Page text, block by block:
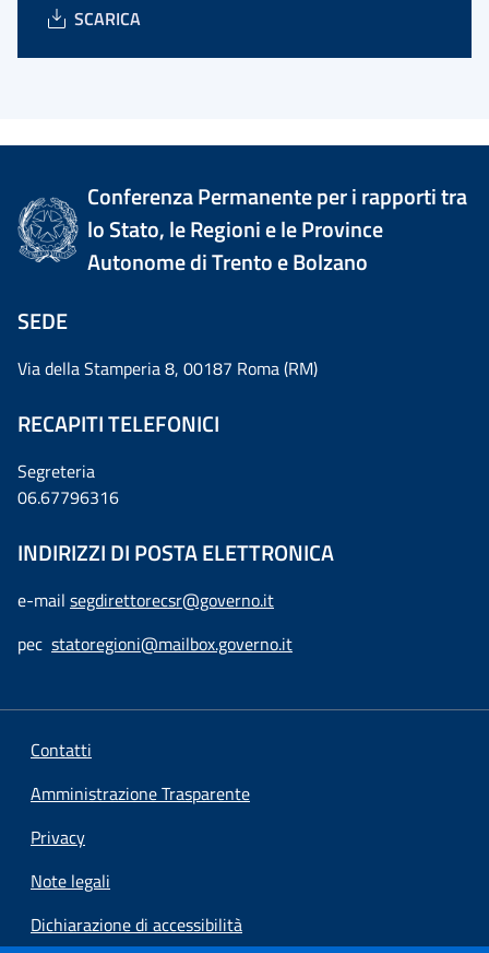
SCARICA
Conferenza Permanente per i rapporti tra
lo Stato, le Regioni e le Province
Autonome di Trento e Bolzano
SEDE
Via della Stamperia 8, 00187 Roma (RM)
RECAPITI TELEFONICI
Segreteria
06.67796316
INDIRIZZI DI POSTA ELETTRONICA
e-mail segdirettorecsr@governo.it
pec statoregioni@mailbox.governo.it
Contatti
Amministrazione Trasparente
Privacy
Note legali
Dichiarazione di accessibilità